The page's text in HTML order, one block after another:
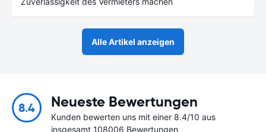
Alle Artikel anzeigen
8.4 Neueste Bewertungen
Kunden bewerten uns mit einer 8.4/10 aus
insgesamt 108006 Bewertungen